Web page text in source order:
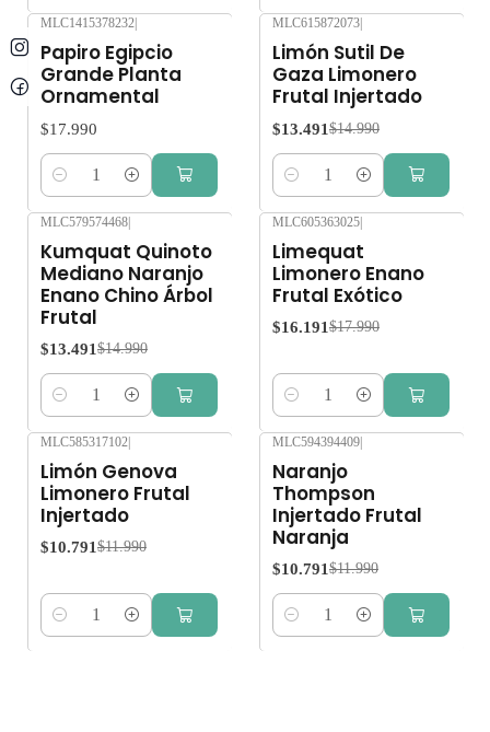
MLC1415378232
Papiro Egipcio
Grande Planta
Ornamental
$17.990
Cantidad
MLC615872073
Limón Sutil De
Gaza Limonero
Frutal Injertado
$13.491 $14.990
Cantidad
MLC579574468|
Kumquat Quinoto
Mediano Naranjo
Enano Chino Árbol
Frutal
$13.491 $14.990
Cantidad
MLC605363025|
Limequat
Limonero Enano
Frutal Exótico
$16.191 $17.990
Cantidad
MLC585317102
Limón Genova
Limonero Frutal
Injertado
$10.791 $11.990
Cantidad
MLC594394409
Naranjo
Thompson
Injertado Frutal
Naranja
$10.791 $11.990
Cantidad